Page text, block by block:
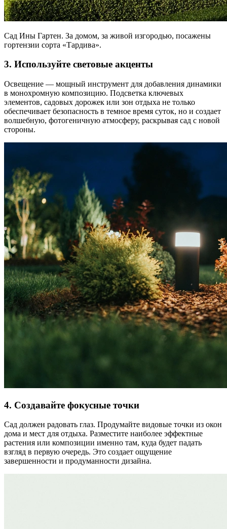
Сад Ины Гартен. За домом, за живой изгородью, посажены
гортензии сорта «Тардива».
3. Используйте световые акценты
Освещение — мощный инструмент для добавления динамики
в монохромную композицию. Подсветка ключевых
элементов, садовых дорожек или зон отдыха не только
обеспечивает безопасность в темное время суток, но и создает
волшебную, фотогеничную атмосферу, раскрывая сад с новой
стороны.
4. Создавайте фокусные точки
Сад должен радовать глаз. Продумайте видовые точки из окон
дома и мест для отдыха. Разместите наиболее эффектные
растения или композиции именно там, куда будет падать
взгляд в первую очередь. Это создает ощущение
завершенности и продуманности дизайна.